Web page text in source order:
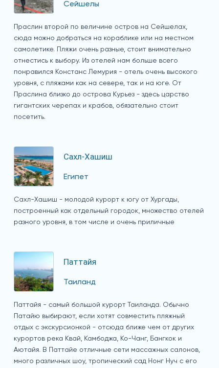
Сейшелы
Праслин второй по величине остров на Сейшелах,
сюда можно добраться на кораблике или на местном
самолетике. Пляжи очень разные, стоит внимательно
отнестись к выбору. Из отелей нам больше всего
понравился Констанс Лемурия - отель очень высокого
уровня, с пляжами как на севере, так и на юге. От
Праслина близко до острова Курьез - здесь царство
гигантских черепах и крабов, обязательно стоит
посетить.
Сахл-Хашиш
Египет
Сахл-Хашиш - молодой курорт к югу от Хургады,
построенный как отдельный городок, множество отелей
разного уровня, в том числе и очень приличные
Паттайя
Таиланд
Паттайя - самый большой курорт Таиланда. Обычно
Патайю выбирают, если хотят совместить пляжный
отдых с экскурсионкой - отсюда ближе чем от других
курортов река Квай, Камбоджа, Ко-Чанг, Бангкок и
Аютайя. В Паттайе отличные сети массажных салонов,
много различных шоу, тропический сад Нонг Нуч с его